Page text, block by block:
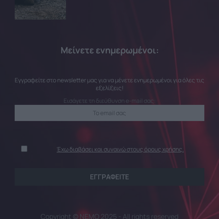
Μείνετε ενημερωμένοι:
Εγγραφείτε στο newsletter μας για να μένετε ενημερωμένοι για όλες τις
εξελίξεις!
Εισάγετε τη διεύθυνση e-mail σας:
Έχω διαβάσει και συναινώ στους όρους χρήσης.
Copyright © NEMO 2025 - All rights reserved